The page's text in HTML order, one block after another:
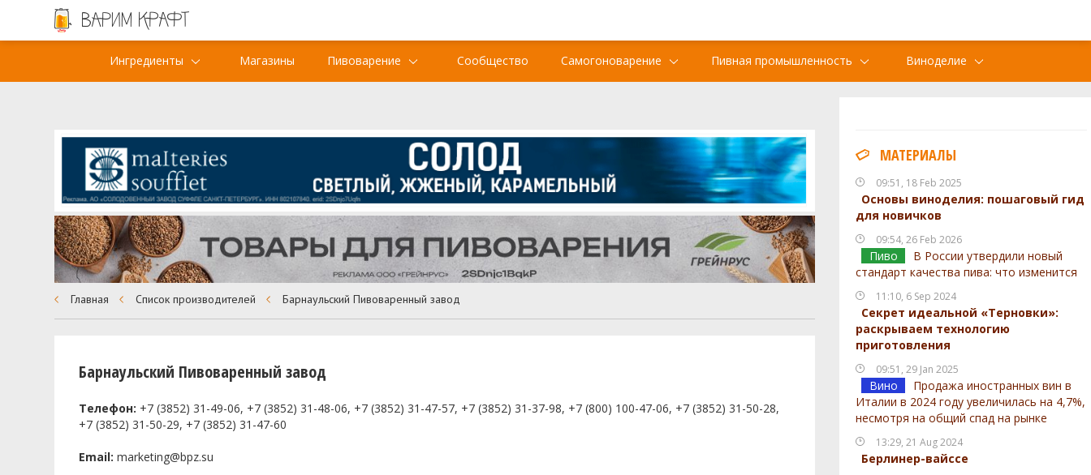
Ингредиенты Магазины Пивоварение Сообщество Самогоноварение Пивная промышленность Виноделие
МАТЕРИАЛЫ
09:51, 18 Feb 2025
Основы виноделия: пошаговый гид
для новичков
09:54, 26 Feb 2026
Пиво
В России утвердили новый
стандарт качества пива: что изменится
11:10, 6 Sep 2024
Секрет идеальной «Терновки»:
раскрываем технологию
приготовления
09:51, 29 Jan 2025
Вино
Продажа иностранных вин в
Италии в 2024 году увеличилась на 4,7%,
несмотря на общий спад на рынке
13:29, 21 Aug 2024
Берлинер-вайссе
Главная Список производителей Барнаульский Пивоваренный завод
Барнаульский Пивоваренный завод
Телефон: +7 (3852) 31-49-06, +7 (3852) 31-48-06, +7 (3852) 31-47-57, +7 (3852) 31-37-98, +7 (800) 100-47-06, +7 (3852) 31-50-28,
+7 (3852) 31-50-29, +7 (3852) 31-47-60
Email: marketing@bpz.su